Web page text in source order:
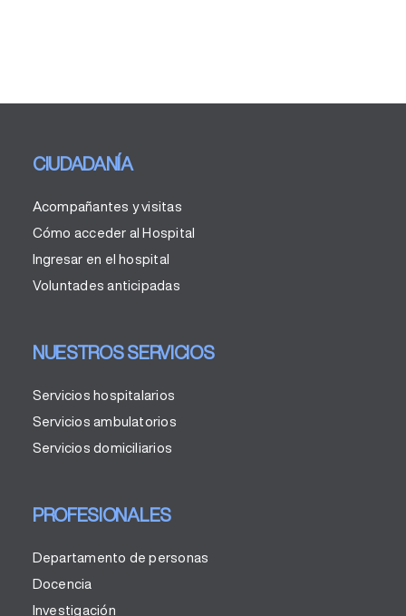
CIUDADANÍA
Acompañantes y visitas
Cómo acceder al Hospital
Ingresar en el hospital
Voluntades anticipadas
NUESTROS SERVICIOS
Servicios hospitalarios
Servicios ambulatorios
Servicios domiciliarios
PROFESIONALES
Departamento de personas
Docencia
Investigación